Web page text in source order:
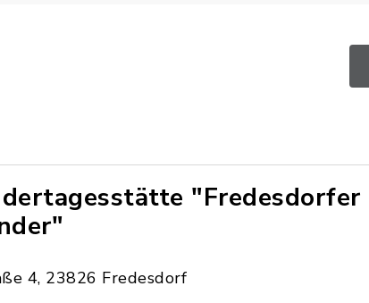
"Fredesdorfer
4, 23826 Fredesdorf